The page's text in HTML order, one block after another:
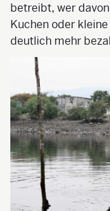
betreibt, wer
Kuchen oder
deutlich mehr